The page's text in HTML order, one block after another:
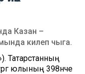
Казан –
килеп чыга.
Татарстанның
юлының 398нче